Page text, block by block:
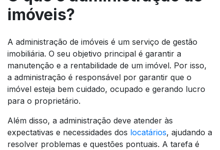
imóveis?
A administração de imóveis é um serviço de gestão
imobiliária. O seu objetivo principal é garantir a
manutenção e a rentabilidade de um imóvel. Por isso,
a administração é responsável por garantir que o
imóvel esteja bem cuidado, ocupado e gerando lucro
para o proprietário.
Além disso, a administração deve atender às
expectativas e necessidades dos locatários, ajudando a
resolver problemas e questões pontuais. A tarefa é